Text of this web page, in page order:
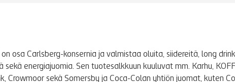
osa Carlsberg-konsernia ja valmistaa oluita, siidereitä, long
sekä energiajuomia. Sen tuotesalkkuun kuuluvat mm. Karhu,
Crowmoor sekä Somersby ja Coca-Colan yhtiön juomat, kuten